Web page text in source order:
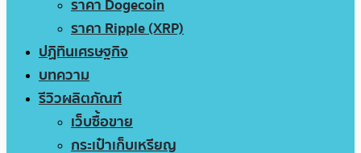
ราคา Dogecoin
ราคา Ripple (XRP)
ปฏิทินเศรษฐกิจ
บทความ
รีวิวผลิตภัณฑ์
เว็บซื้อขาย
กระเป๋าเก็บเหรียญ